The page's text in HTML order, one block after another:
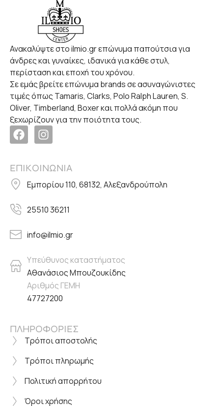
Ανακαλύψτε στο ilmio.gr επώνυμα παπούτσια για
άνδρες και γυναίκες, ιδανικά για κάθε στυλ,
περίσταση και εποχή του χρόνου.
Σε εμάς βρείτε επώνυμα brands σε ασυναγώνιστες
τιμές όπως Tamaris, Clarks, Polo Ralph Lauren, S.
Oliver, Timberland, Boxer και πολλά ακόμη που
ξεχωρίζουν για την ποιότητα τους.
ΕΠΙΚΟΙΝΩΝΙΑ
Εμπορίου 110, 68132, Αλεξανδρούπολη
25510 36211
info@ilmio.gr
Υπεύθυνος καταστήματος
Αθανάσιος Μπουζουκίδης
Αριθμός ΓΕΜΗ
47727200
ΠΛΗΡΟΦΟΡΙΕΣ
Τρόποι αποστολής
Τρόποι πληρωμής
Πολιτική απορρήτου
Όροι χρήσης